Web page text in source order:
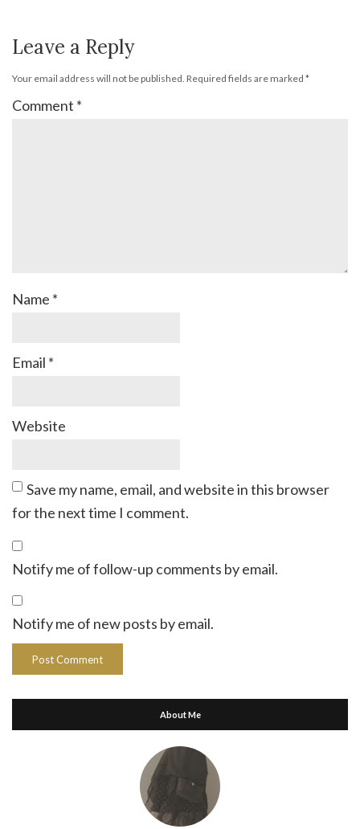
Leave a Reply
Your email address will not be published. Required fields are marked *
Comment *
Name *
Email *
Website
Save my name, email, and website in this browser
for the next time I comment.
Notify me of follow-up comments by email.
Notify me of new posts by email.
About Me